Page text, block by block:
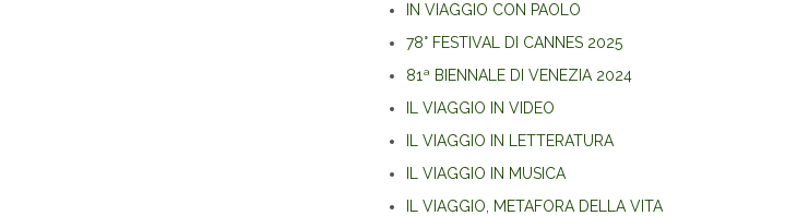
IN VIAGGIO CON PAOLO
78° FESTIVAL DI CANNES 2025
81ª BIENNALE DI VENEZIA 2024
IL VIAGGIO IN VIDEO
IL VIAGGIO IN LETTERATURA
IL VIAGGIO IN MUSICA
IL VIAGGIO, METAFORA DELLA VITA